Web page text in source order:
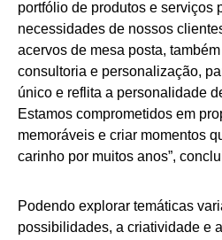
portfólio de produtos e serviços
necessidades de nossos
acervos de mesa posta,
consultoria e personalização,
único e reflita a personalidade
Estamos comprometidos em
memoráveis e criar momentos
carinho por muitos anos”,
Podendo explorar temáticas
possibilidades, a criatividade e